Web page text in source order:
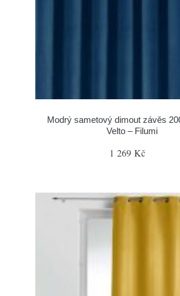
Modrý sametový dimout závěs
Velto – Filumi
1 269 Kč